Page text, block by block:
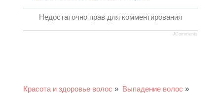
Недостаточно прав для комментирования
JComments
Красота и здоровье волос » Выпадение волос »